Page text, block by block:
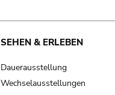
SEHEN & ERLEBEN
Dauerausstellung
Wechselausstellungen